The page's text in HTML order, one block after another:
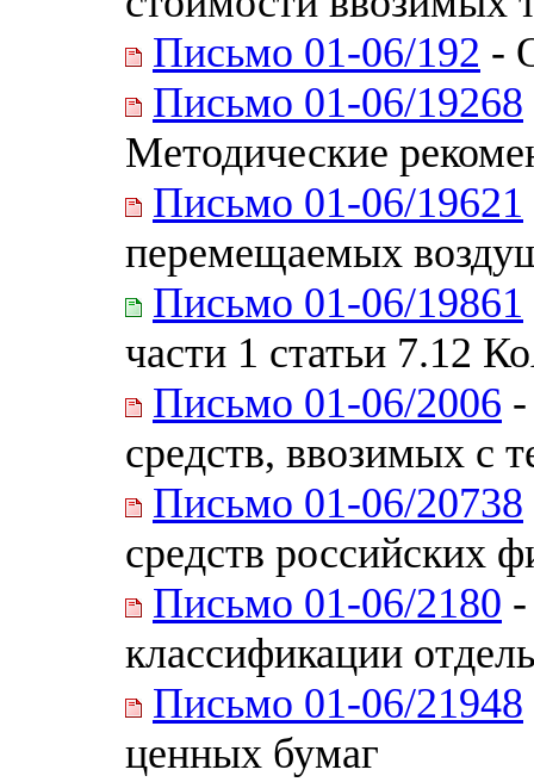
Письмо 01-06/192 -
Письмо 01-06/19268
Методические
Письмо 01-06/19621
перемещаемых
Письмо 01-06/19861
части 1 статьи 7.12
Письмо 01-06/2006
средств, ввозимых с
Письмо 01-06/20738
средств российских
Письмо 01-06/2180
классификации
Письмо 01-06/21948
ценных бумаг